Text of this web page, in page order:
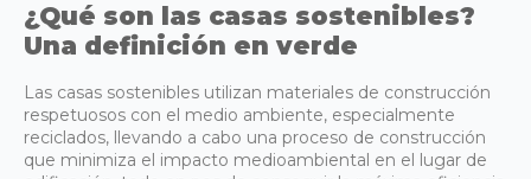
¿Qué son las casas sostenibles?
Una definición en verde
Las casas sostenibles utilizan materiales de construcción
respetuosos con el medio ambiente, especialmente
reciclados, llevando a cabo una proceso de construcción
que minimiza el impacto medioambiental en el lugar de